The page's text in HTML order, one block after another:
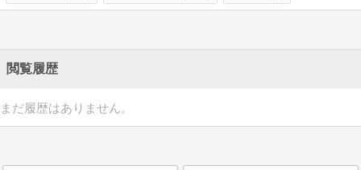
閲覧履歴
まだ履歴はありません。